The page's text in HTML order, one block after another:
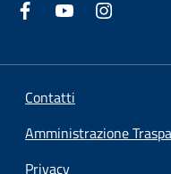
Contatti
Amministrazione
Privacy